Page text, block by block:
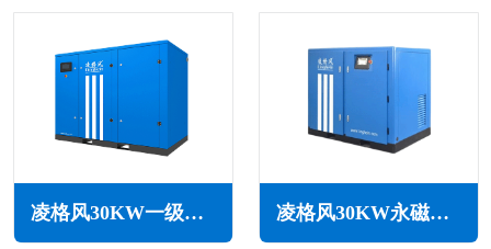
凌格风30KW一级能效永磁变频空压机LCH系列 凌格风30KW永磁变频无油水润滑空压机LSW PM系列